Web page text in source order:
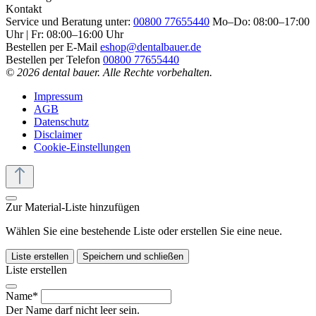
Kontakt
Service und Beratung unter: 00800 77655440 Mo–Do: 08:00–17:00
Uhr | Fr: 08:00–16:00 Uhr
Bestellen per E-Mail eshop@dentalbauer.de
Bestellen per Telefon 00800 77655440
© 2026 dental bauer. Alle Rechte vorbehalten.
Impressum
AGB
Datenschutz
Disclaimer
Cookie-Einstellungen
Zur Material-Liste hinzufügen
Wählen Sie eine bestehende Liste oder erstellen Sie eine neue.
Liste erstellen Speichern und schließen
Liste erstellen
Name*
Der Name darf nicht leer sein.